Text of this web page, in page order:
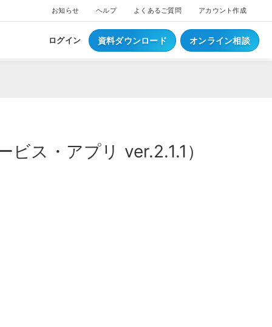
お知らせ ヘルプ よくあるご質問 アカウント作成
NEW
いて
ログイン 資料ダウンロード オンライン相談
ス・アプリ ver.2.1.1）